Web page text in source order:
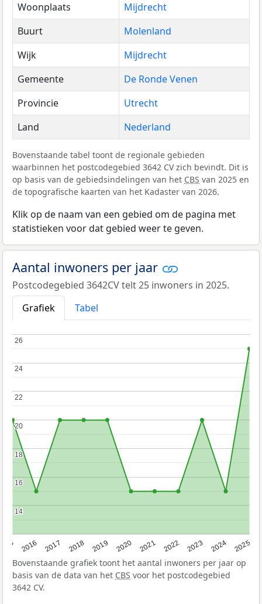
Woonplaats
Mijdrecht
Buurt
Molenland
Wijk
Mijdrecht
Gemeente
De Ronde Venen
Provincie
Utrecht
Land
Nederland
Bovenstaande tabel toont de regionale gebieden
waarbinnen het postcodegebied 3642 CV zich bevindt. Dit is
op basis van de gebiedsindelingen van het CBS van 2025 en
de topografische kaarten van het Kadaster van 2026.
Klik op de naam van een gebied om de pagina met
statistieken voor dat gebied weer te geven.
Aantal inwoners per jaar
Postcodegebied 3642CV telt 25 inwoners in 2025.
Grafiek
Tabel
2016 2017 2018 2019 2020 2021 2022 2023 2024 2025
14
14
16
16
18
18
20
20
22
22
24
24
26
26
Bovenstaande grafiek toont het aantal inwoners per jaar op
basis van de data van het CBS voor het postcodegebied
3642 CV.